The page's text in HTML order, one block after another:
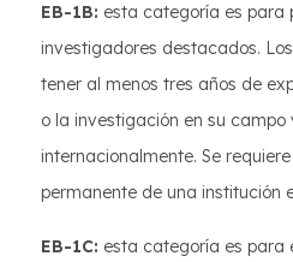
EB-1B: esta categoría es para
investigadores destacados.
tener al menos tres años de
o la investigación en su campo
internacionalmente. Se
permanente de una institución
EB-1C: esta categoría es para